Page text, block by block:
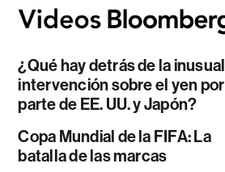
¿Qué hay detrás de la inusual
intervención sobre el yen por
parte de EE. UU. y Japón?
Copa Mundial de la FIFA: La
batalla de las marcas